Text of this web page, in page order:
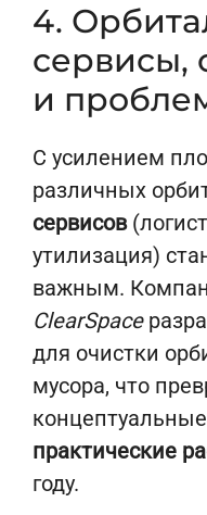
4.
сервисы,
и
С усилением
различных
сервисов
утилизация)
важным.
ClearSpace
для очистки
мусора, что
практические
году.